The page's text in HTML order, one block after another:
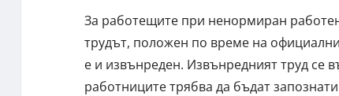
За работещите при ненормиран
трудът, положен по време на
е и извънреден. Извънредният труд се
работниците трябва да бъдат